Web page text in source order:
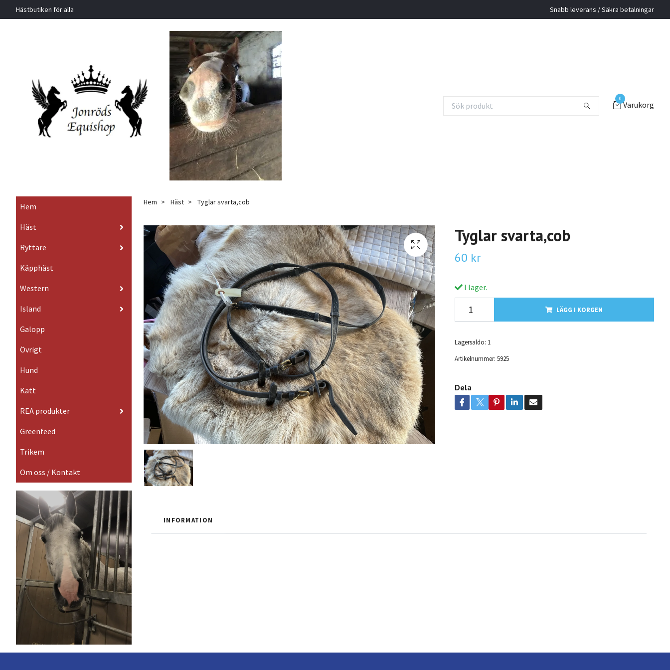
Hästbutiken för alla Snabb leverans / Säkra betalningar
0
Varukorg
Hem
Häst
Ryttare
Käpphäst
Western
Island
Galopp
Övrigt
Hund
Katt
REA produkter
Greenfeed
Trikem
Om oss / Kontakt
Hem Häst Tyglar svarta,cob
Tyglar svarta,cob
60 kr
I lager.
LÄGG I KORGEN
Lagersaldo: 1
Artikelnummer: 5925
Dela
INFORMATION